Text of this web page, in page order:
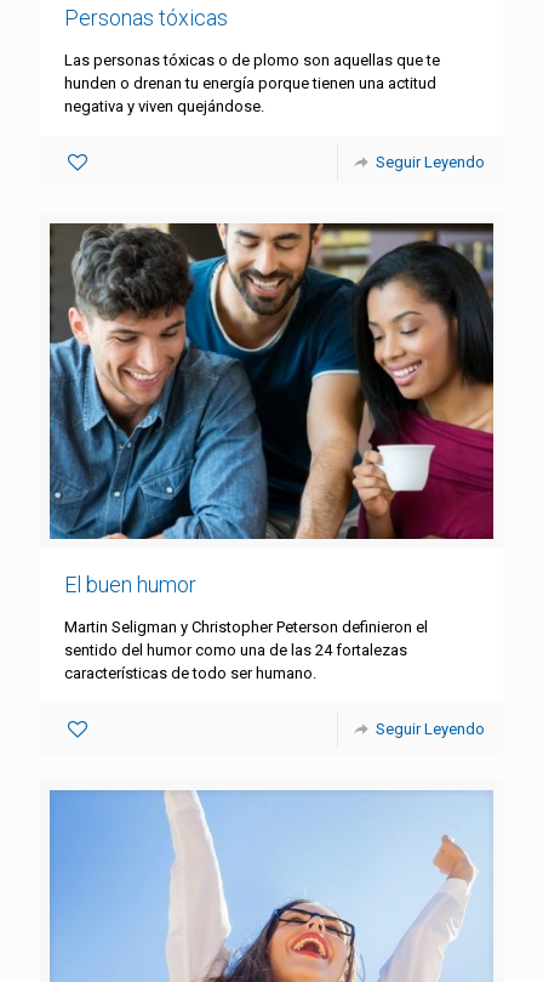
Personas tóxicas
Las personas tóxicas o de plomo son aquellas que te
hunden o drenan tu energía porque tienen una actitud
negativa y viven quejándose.
Seguir Leyendo
El buen humor
Martin Seligman y Christopher Peterson definieron el
sentido del humor como una de las 24 fortalezas
características de todo ser humano.
Seguir Leyendo